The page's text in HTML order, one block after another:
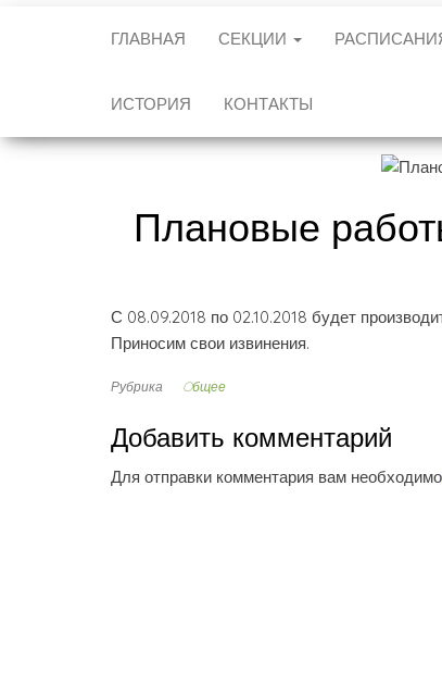
ГЛАВНАЯ СЕКЦИИ
ИСТОРИЯ КОНТАКТЫ
Плановые
С 08.09.2018 по 02.10.2018 будет
Приносим свои извинения.
Рубрика Oбщее
Добавить комментарий
Для отправки комментария вам необходимо